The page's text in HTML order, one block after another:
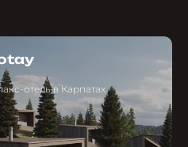
отель в Карпатах